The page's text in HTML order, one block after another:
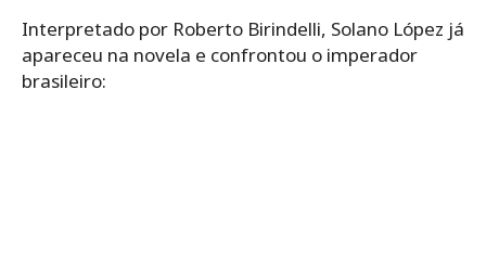
Interpretado por Roberto Birindelli, Solano López já
apareceu na novela e confrontou o imperador
brasileiro: